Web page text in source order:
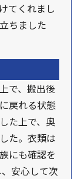
てくれまし
ちました
で、搬出後
戻れる状態
た上で、奥
た。衣類は
にも確認を
安心して次